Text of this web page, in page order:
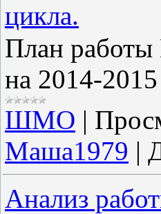
цикла.
План работы
на 2014-
ШМО |
Маша1979 |
Анализ